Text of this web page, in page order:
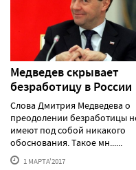
Медведев скрывает
безработицу в России
Слова Дмитрия Медведева о
преодолении безработицы
имеют под собой никакого
обоснования. Такое мн......
1 МАРТА'2017